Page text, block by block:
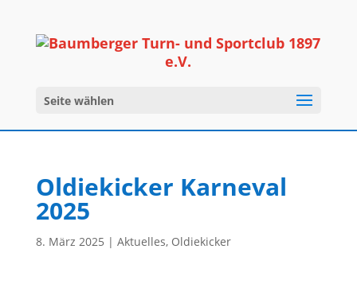
Seite wählen
Oldiekicker Karneval
2025
8. März 2025 | Aktuelles, Oldiekicker